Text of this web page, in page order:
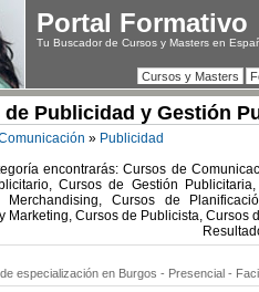
Portal Formativo
Tu Buscador de Cursos y Masters en
Cursos y Masters
de Publicidad y Gestión
» Publicidad
encontrarás: Cursos de
Cursos de Gestión
Merchandising, Cursos de
Marketing, Cursos de Publicista, Cursos
especialización en Burgos - Presencial -